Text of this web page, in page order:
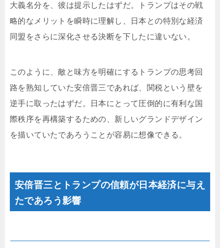
大義名分を、彼は提示したはずだ。トランプはその戦
略的なメリットを瞬時に理解し、日本との特別な経済
同盟をさらに深化させる決断を下したに違いない。
このように、敵と味方を明確にするトランプの思考回
路を熟知していた安倍晋三であれば、関税という壁を
逆手に取ったはずだ。日本にとって圧倒的に有利な国
際秩序を再構築するための、新しいグランドデザイン
を描いていたであろうことが容易に想像できる。
安倍晋三とトランプの信頼が日本経済に与え
たであろう影響